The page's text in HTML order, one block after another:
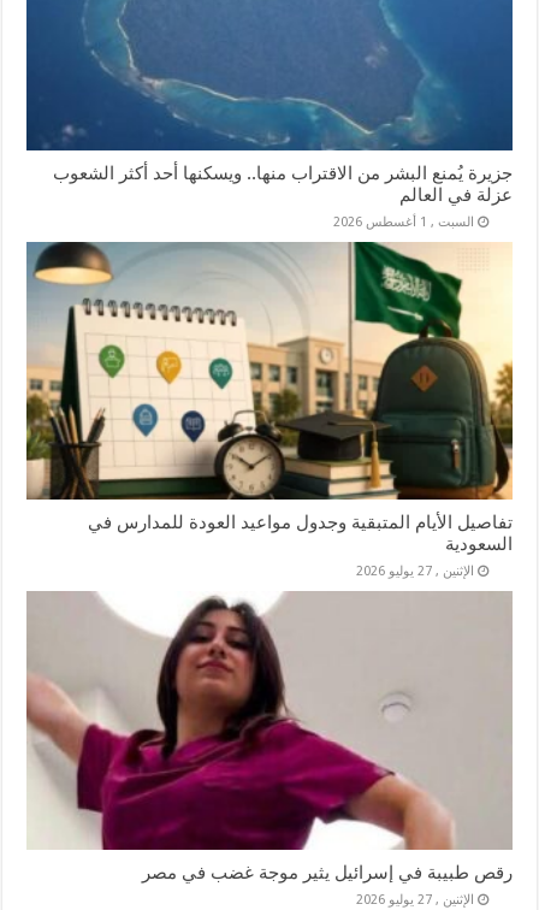
جزيرة يُمنع البشر من الاقتراب منها.. ويسكنها أحد أكثر الشعوب
عزلة في العالم
السبت , 1 أغسطس 2026
تفاصيل الأيام المتبقية وجدول مواعيد العودة للمدارس في
السعودية
الإثنين , 27 يوليو 2026
رقص طبيبة في إسرائيل يثير موجة غضب في مصر
الإثنين , 27 يوليو 2026